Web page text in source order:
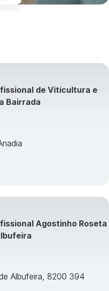
de Viticultura e
Bairrada
Agostinho Roseta
Albufeira, 8200 394